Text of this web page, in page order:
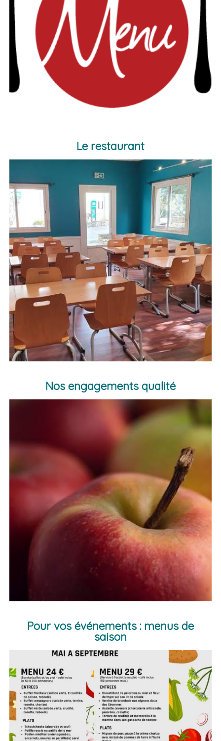
Le restaurant
Nos engagements qualité
Pour vos événements : menus de
saison